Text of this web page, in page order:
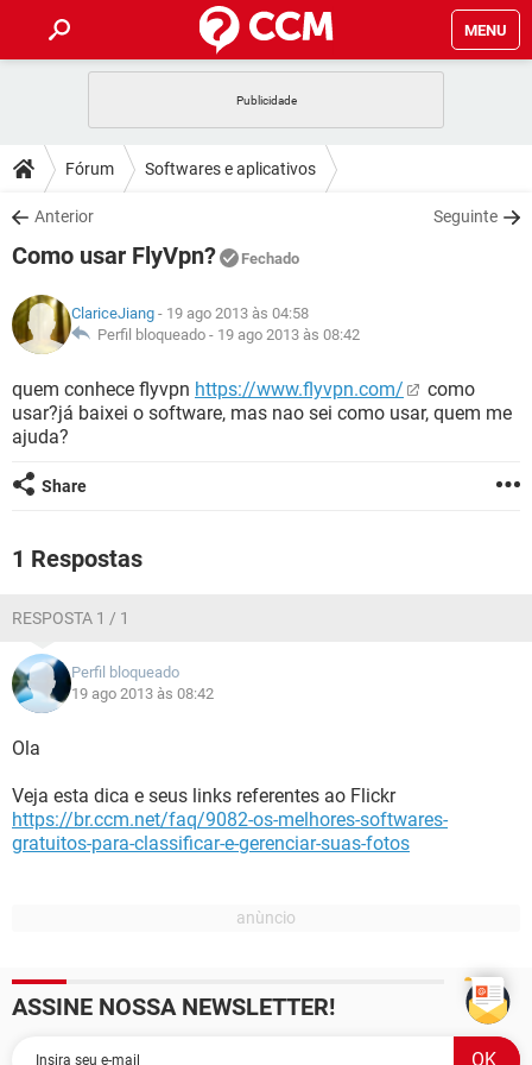
MENU
CELULAR FACEBOOK
OUTLOOK
INSTAGRAM GMAIL
GUIA DE COMPRAS
DICAS
JOGOS WHATSAPP
INSTAGRAM GMAIL
GUIA DE COMPRAS
DOWNLOADS
JOGOS WHATSAPP
CELULAR
OUTLOOK EXCEL
INSTAGRAM GMAIL
GUIA DE COMPRAS
JOGOS WHATSAPP
CELULAR
OUTLOOK EXCEL
INSTAGRAM
GUIA DE COMPRAS
GLOSSÁRIO
WHATSAPP
CELULAR FACEBOOK
INSTAGRAM
Fórum Softwares e aplicativos
Anterior Seguinte
Como usar FlyVpn? Fechado
ClariceJiang - 19 ago 2013 às 04:58
Perfil bloqueado - 19 ago 2013 às 08:42
quem conhece flyvpn https://www.flyvpn.com/
como
usar?já baixei o software, mas nao sei como usar, quem me
ajuda?
Share
1 Respostas
RESPOSTA 1 / 1
Perfil bloqueado
19 ago 2013 às 08:42
Ola
Veja esta dica e seus links referentes ao Flickr
https://br.ccm.net/faq/9082-os-melhores-softwares-
gratuitos-para-classificar-e-gerenciar-suas-fotos
ASSINE NOSSA NEWSLETTER!